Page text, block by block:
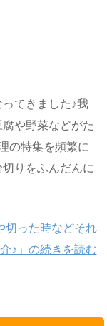
てきました♪我
や野菜などがた
の特集を頻繁に
りをふんだんに
切った時などそれ
♪」の続きを読む